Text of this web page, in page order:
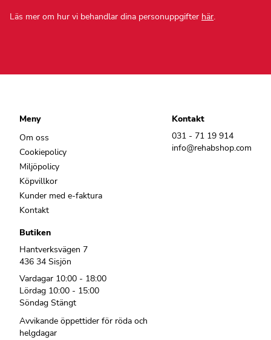
Läs mer om hur vi behandlar dina personuppgifter här.
Meny
Om oss
Cookiepolicy
Miljöpolicy
Köpvillkor
Kunder med e-faktura
Kontakt
Kontakt
031 - 71 19 914
info@rehabshop.com
Butiken
Hantverksvägen 7
436 34 Sisjön
Vardagar 10:00 - 18:00
Lördag 10:00 - 15:00
Söndag Stängt
Avvikande öppettider för röda och
helgdagar